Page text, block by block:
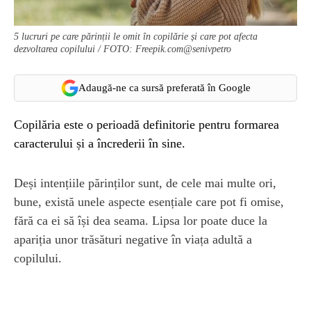
5 lucruri pe care părinții le omit în copilărie și care pot afecta
dezvoltarea copilului / FOTO: Freepik.com@senivpetro
Adaugă-ne ca sursă preferată în Google
Copilăria este o perioadă definitorie pentru formarea
caracterului și a încrederii în sine.
Deși intențiile părinților sunt, de cele mai multe ori,
bune, există unele aspecte esențiale care pot fi omise,
fără ca ei să își dea seama. Lipsa lor poate duce la
apariția unor trăsături negative în viața adultă a
copilului.